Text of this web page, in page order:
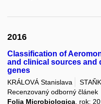
2016
Classification of
and clinical sources and
genes
KRÁLOVÁ Stanislava
Recenzovaný odborný článek
Folia Microbiologica , rok: